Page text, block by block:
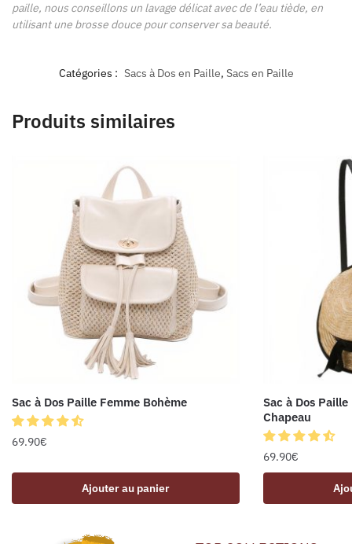
paille, nous conseillons un lavage délicat avec de l’eau tiède, en
utilisant une brosse douce pour conserver sa beauté.
Catégories : Sacs à Dos en Paille, Sacs en Paille
Produits similaires
Sac à Dos Paille Femme Bohème
69.90€
Ajouter au panier
Sac à Dos Paille
Chapeau
69.90€